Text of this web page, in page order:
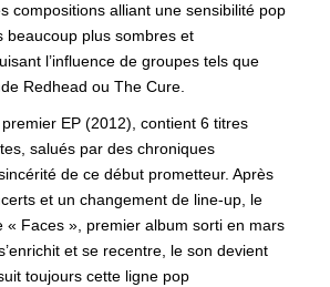
compositions alliant une sensibilité pop
beaucoup plus sombres et
l’influence de groupes tels que
Redhead ou The Cure.
EP (2012), contient 6 titres
salués par des chroniques
de ce début prometteur. Après
et un changement de line-up, le
« Faces », premier album sorti en mars
et se recentre, le son devient
toujours cette ligne pop